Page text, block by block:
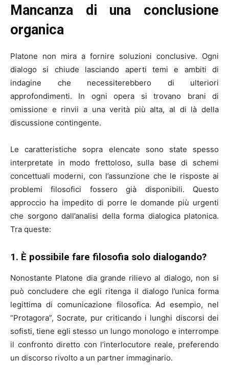
Mancanza di una conclusione
organica
Platone non mira a fornire soluzioni conclusive. Ogni
dialogo si chiude lasciando aperti temi e ambiti di
indagine che necessiterebbero di ulteriori
approfondimenti. In ogni opera si trovano brani di
omissione e rinvii a una verità più alta, al di là della
discussione contingente.
Le caratteristiche sopra elencate sono state spesso
interpretate in modo frettoloso, sulla base di schemi
concettuali moderni, con l’assunzione che le risposte ai
problemi filosofici fossero già disponibili. Questo
approccio ha impedito di porre le domande più urgenti
che sorgono dall’analisi della forma dialogica platonica.
Tra queste:
1. È possibile fare filosofia solo dialogando?
Nonostante Platone dia grande rilievo al dialogo, non si
può concludere che egli ritenga il dialogo l’unica forma
legittima di comunicazione filosofica. Ad esempio, nel
“Protagora”, Socrate, pur criticando i lunghi discorsi dei
sofisti, tiene egli stesso un lungo monologo e interrompe
il confronto diretto con l’interlocutore reale, preferendo
un discorso rivolto a un partner immaginario.